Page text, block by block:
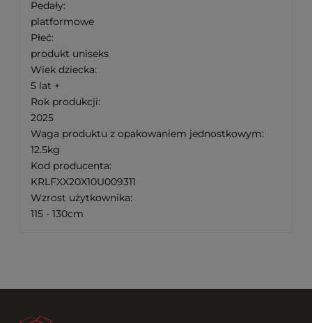
Pedały:
platformowe
Płeć:
produkt uniseks
Wiek dziecka:
5 lat +
Rok produkcji:
2025
Waga produktu z opakowaniem jednostkowym:
12.5kg
Kod producenta:
KRLFXX20X10U009311
Wzrost użytkownika:
115 - 130cm